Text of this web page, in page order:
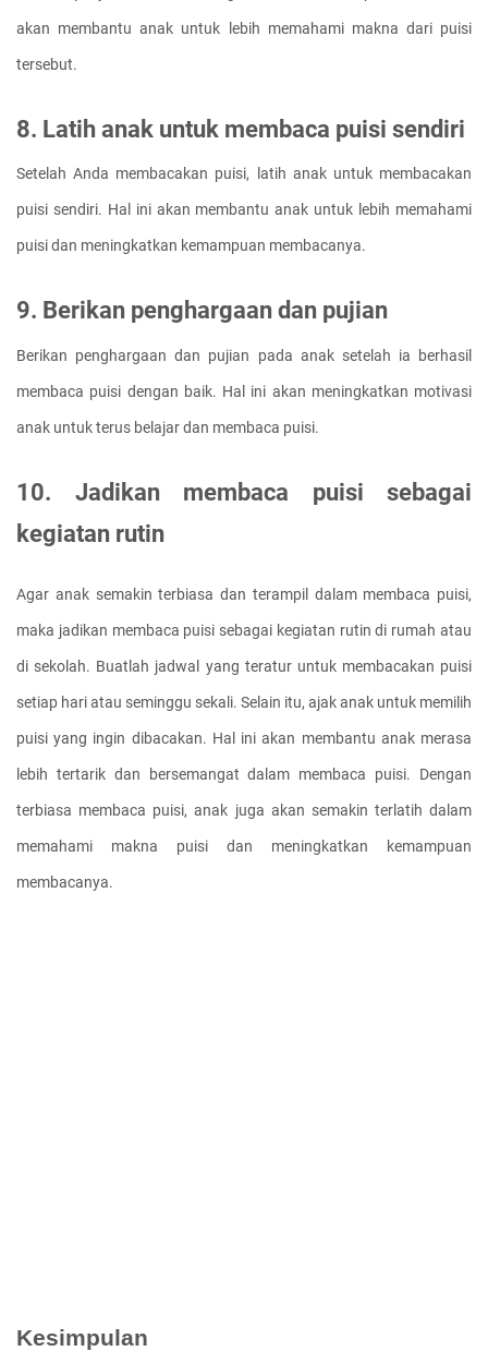
akan membantu anak untuk lebih memahami makna dari puisi
tersebut.
8. Latih anak untuk membaca puisi sendiri
Setelah Anda membacakan puisi, latih anak untuk membacakan
puisi sendiri. Hal ini akan membantu anak untuk lebih memahami
puisi dan meningkatkan kemampuan membacanya.
9. Berikan penghargaan dan pujian
Berikan penghargaan dan pujian pada anak setelah ia berhasil
membaca puisi dengan baik. Hal ini akan meningkatkan motivasi
anak untuk terus belajar dan membaca puisi.
10. Jadikan membaca puisi sebagai
kegiatan rutin
Agar anak semakin terbiasa dan terampil dalam membaca puisi,
maka jadikan membaca puisi sebagai kegiatan rutin di rumah atau
di sekolah. Buatlah jadwal yang teratur untuk membacakan puisi
setiap hari atau seminggu sekali. Selain itu, ajak anak untuk memilih
puisi yang ingin dibacakan. Hal ini akan membantu anak merasa
lebih tertarik dan bersemangat dalam membaca puisi. Dengan
terbiasa membaca puisi, anak juga akan semakin terlatih dalam
memahami makna puisi dan meningkatkan kemampuan
membacanya.
Kesimpulan